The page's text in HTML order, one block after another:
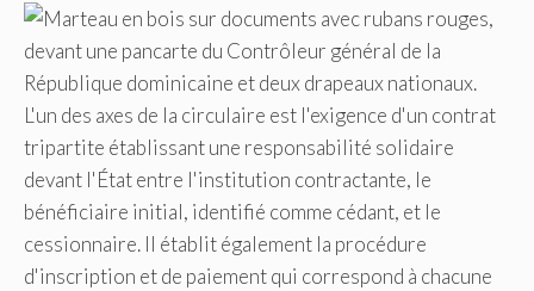
L'un des axes de la circulaire est l'exigence d'un contrat
tripartite établissant une responsabilité solidaire
devant l'État entre l'institution contractante, le
bénéficiaire initial, identifié comme cédant, et le
cessionnaire. Il établit également la procédure
d'inscription et de paiement qui correspond à chacune